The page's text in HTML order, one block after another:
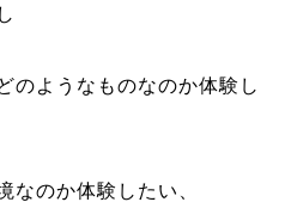
のようなものなのか体験し
なのか体験したい、